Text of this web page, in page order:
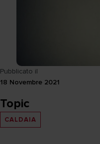
Pubblicato il
18 Novembre 2021
Topic
CALDAIA